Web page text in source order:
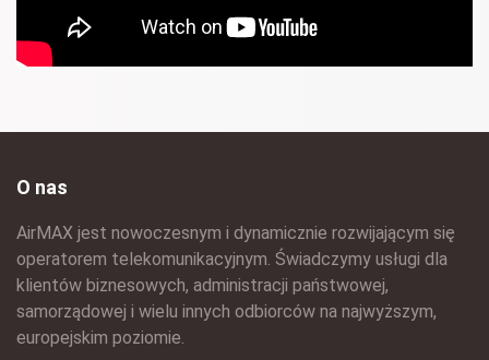
O nas
AirMAX jest nowoczesnym i dynamicznie rozwijającym się
operatorem telekomunikacyjnym. Świadczymy usługi dla
klientów biznesowych, administracji państwowej,
samorządowej i wielu innych odbiorców na najwyższym,
europejskim poziomie.